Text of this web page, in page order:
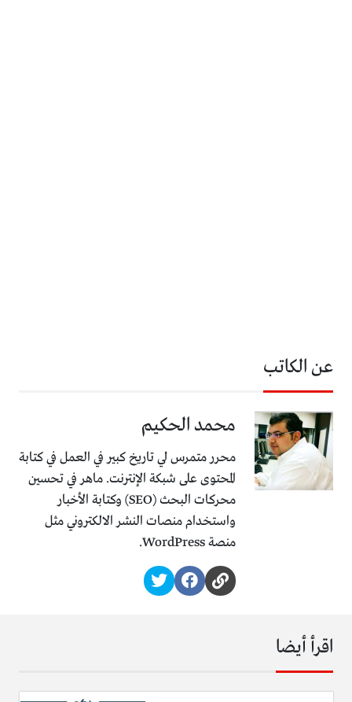
عن الكاتب
محمد الحكيم
محرر متمرس لي تاريخ كبير في العمل في كتابة
المحتوى على شبكة الإنترنت. ماهر في تحسين
محركات البحث (SEO) وكتابة الأخبار
واستخدام منصات النشر الالكتروني مثل
منصة WordPress.
اقرأ أيضا